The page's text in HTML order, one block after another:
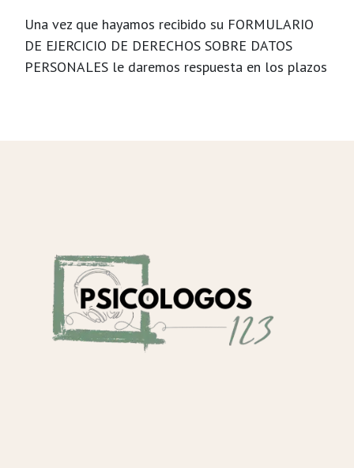
Una vez que hayamos recibido su FORMULARIO
DE EJERCICIO DE DERECHOS SOBRE DATOS
PERSONALES le daremos respuesta en los plazos